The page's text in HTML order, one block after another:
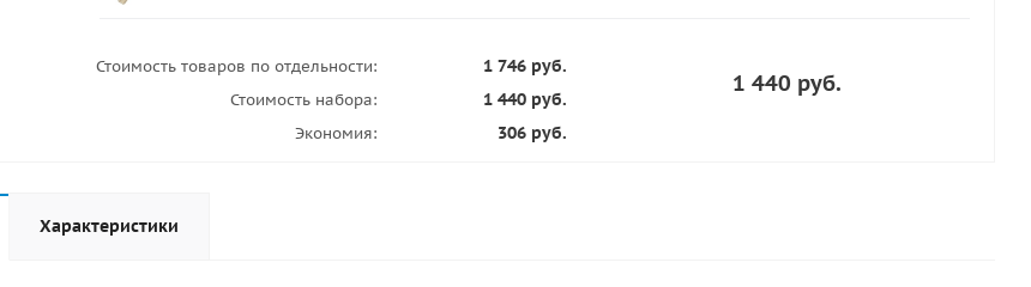
Стоимость товаров по отдельности: 1 746 руб.
Стоимость набора: 1 440 руб.
Экономия: 306 руб.
1 440 руб.
Характеристики